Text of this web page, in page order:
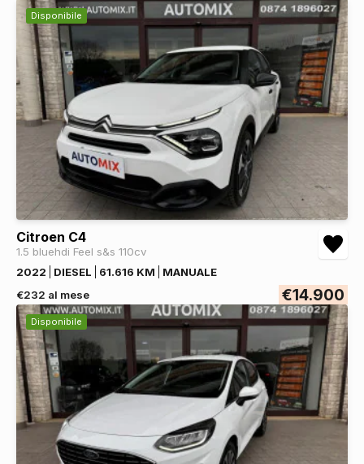
Disponibile
Citroen C4
1.5 bluehdi Feel s&s 110cv
2022
DIESEL 61.616 KM
MANUALE
€232 al mese
€14.900
Disponibile